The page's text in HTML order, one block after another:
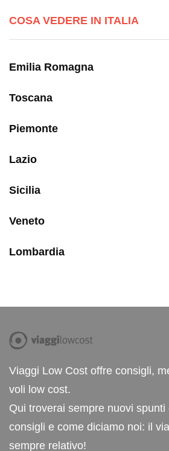
COSA VEDERE IN ITALIA
Emilia Romagna
Toscana
Piemonte
Lazio
Sicilia
Veneto
Lombardia
Viaggi Low Cost offre consigli,
voli low cost.
Qui troverai sempre nuovi spunti
consigli e come diciamo noi: il
sempre relativo!